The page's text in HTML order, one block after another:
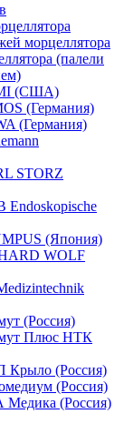
морцеллятора
(палели
(США)
(Германия)
(Германия)
STORZ
Endoskopische
(Япония)
WOLF
(Россия)
Плюс НТК
Крыло (Россия)
(Россия)
Медика (Россия)